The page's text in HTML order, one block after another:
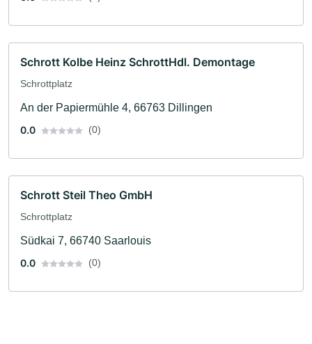
Schrott Kolbe Heinz SchrottHdl. Demontage
Schrottplatz
An der Papiermühle 4, 66763 Dillingen
0.0
(0)
Schrott Steil Theo GmbH
Schrottplatz
Südkai 7, 66740 Saarlouis
0.0
(0)